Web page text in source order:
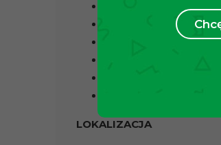
Balkon: z widokiem
Piwnica przypisana
LOKALIZACJA